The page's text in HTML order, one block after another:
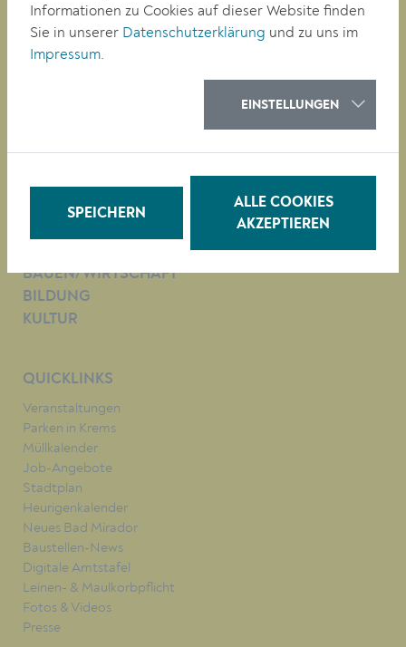
Magistrat der Stadt Krems
Obere Landstraße 4
A-3500 Krems
Fax +43 (0)2732/801-90 269
BAUEN/WIRTSCHAFT
BILDUNG
KULTUR
QUICKLINKS
Veranstaltungen
Parken in Krems
Müllkalender
Job-Angebote
Stadtplan
Heurigenkalender
Neues Bad Mirador
Baustellen-News
Digitale Amtstafel
Leinen- & Maulkorbpflicht
Fotos & Videos
Presse
Informationen zu Cookies auf dieser Website finden
Sie in unserer Datenschutzerklärung und zu uns im
Impressum.
EINSTELLUNGEN
SPEICHERN
ALLE COOKIES
AKZEPTIEREN